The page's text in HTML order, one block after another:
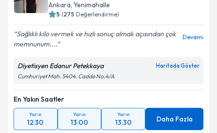
Ankara, Yenimahalle
5 (275 Değerlendirme)
Sağlıklı kilo vermek ve hızlı sonuç almak açısından çok
memnunum....
Devamı
Diyetisyen Edanur Petekkaya Haritada Göster
Cumhuriyet Mah. 5404. Cadde No:4/A
En Yakın Saatler
Yarın
12:30
Yarın
13:00
Yarın
13:30 Daha Fazla